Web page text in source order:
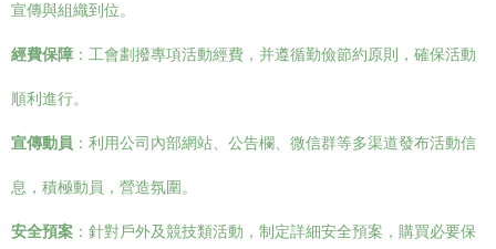
宣傳與組織到位。
經費保障 ：工會劃撥專項活動經費，并遵循勤儉節約原則，確保活動
順利進行。
宣傳動員 ：利用公司內部網站、公告欄、微信群等多渠道發布活動信
息，積極動員，營造氛圍。
安全預案 ：針對戶外及競技類活動，制定詳細安全預案，購買必要保